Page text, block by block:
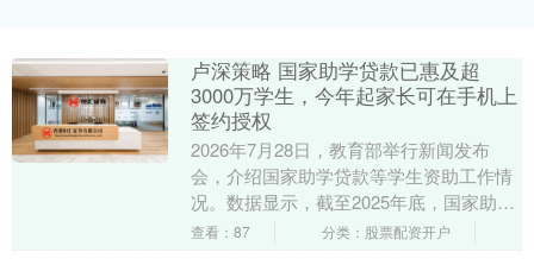
卢深策略 国家助学贷款已惠及超
3000万学生，今年起家长可在手机上
签约授权
2026年7月28日，教育部举行新闻发布
会，介绍国家助学贷款等学生资助工作情
况。数据显示，截至2025年底，国家助学
贷款累计发放6958亿元、惠及学生超
查看：87 分类：股票配资开户